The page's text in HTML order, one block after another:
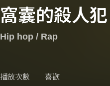
窩囊的殺人犯
Hip hop / Rap
播放次數 喜歡